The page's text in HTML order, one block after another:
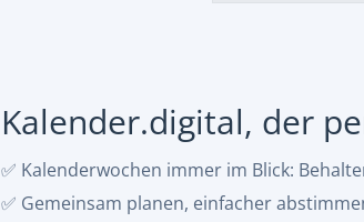
Kalender.digital, der
✅ Kalenderwochen immer im Blick:
✅ Gemeinsam planen, einfacher